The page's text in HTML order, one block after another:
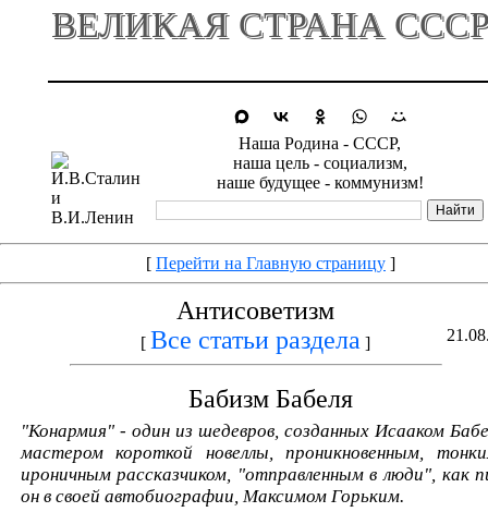
ВЕЛИКАЯ СТРАНА
Наша Родина - СССР,
наша цель - социализм,
наше будущее - коммунизм!
[ Перейти на Главную страницу ]
Антисоветизм
[ Все статьи раздела ]
Бабизм Бабеля
"Конармия" - один из шедевров, созданных Исааком
мастером короткой новеллы, проникновенным,
ироничным рассказчиком, "отправленным в люди", как
он в своей автобиографии, Максимом Горьким.